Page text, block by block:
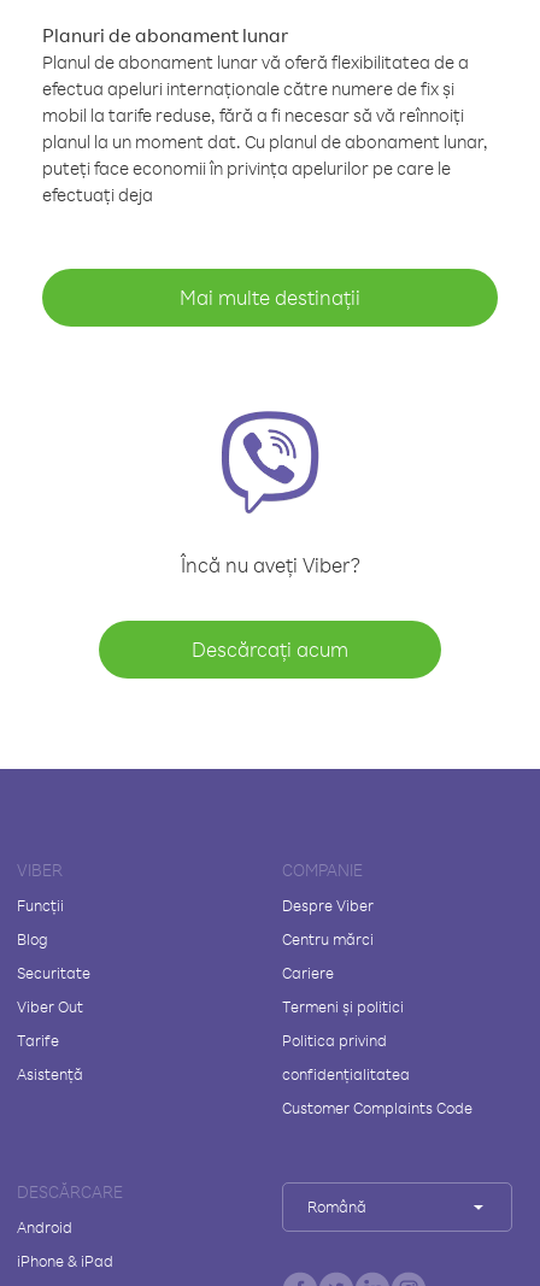
Planuri de abonament lunar
Planul de abonament lunar vă oferă flexibilitatea de a
efectua apeluri internaționale către numere de fix și
mobil la tarife reduse, fără a fi necesar să vă reînnoiți
planul la un moment dat. Cu planul de abonament lunar,
puteți face economii în privința apelurilor pe care le
efectuați deja
Mai multe destinații
Încă nu aveți Viber?
Descărcați acum
VIBER
Funcții
Blog
Securitate
Viber Out
Tarife
Asistență
COMPANIE
Despre Viber
Centru mărci
Cariere
Termeni și politici
Politica privind
confidențialitatea
Customer Complaints Code
DESCĂRCARE
Android
iPhone & iPad
Română